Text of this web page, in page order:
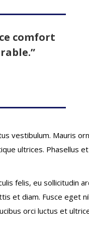
comfort
vestibulum. Mauris
ultrices. Phasellus
felis, eu sollicitudin
et diam. Fusce eget
orci luctus et